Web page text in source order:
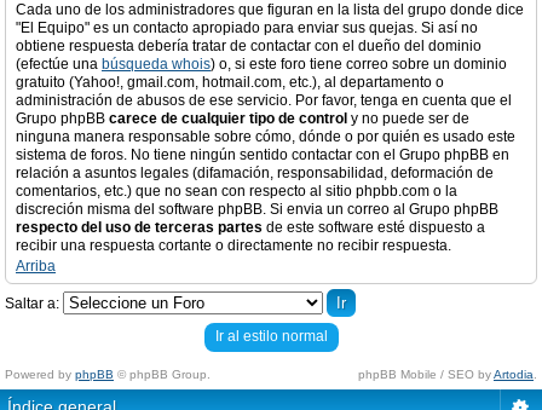
Cada uno de los administradores que figuran en la lista del grupo donde dice
"El Equipo" es un contacto apropiado para enviar sus quejas. Si así no
obtiene respuesta debería tratar de contactar con el dueño del dominio
(efectúe una búsqueda whois) o, si este foro tiene correo sobre un dominio
gratuito (Yahoo!, gmail.com, hotmail.com, etc.), al departamento o
administración de abusos de ese servicio. Por favor, tenga en cuenta que el
Grupo phpBB carece de cualquier tipo de control y no puede ser de
ninguna manera responsable sobre cómo, dónde o por quién es usado este
sistema de foros. No tiene ningún sentido contactar con el Grupo phpBB en
relación a asuntos legales (difamación, responsabilidad, deformación de
comentarios, etc.) que no sean con respecto al sitio phpbb.com o la
discreción misma del software phpBB. Si envia un correo al Grupo phpBB
respecto del uso de terceras partes de este software esté dispuesto a
recibir una respuesta cortante o directamente no recibir respuesta.
Arriba
Saltar a:
Ir al estilo normal
Powered by phpBB © phpBB Group. phpBB Mobile / SEO byArtodia